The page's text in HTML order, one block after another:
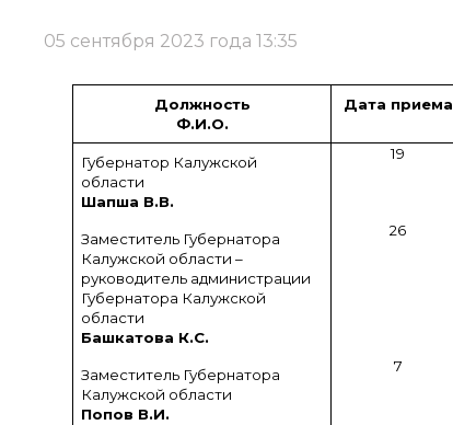
05 сентября 2023 года 13:35
Должность
Ф.И.О.
Дата приема
Губернатор Калужской
области
Шапша В.В.
19
Заместитель Губернатора
Калужской области –
руководитель администрации
Губернатора Калужской
области
Башкатова К.С.
26
Заместитель Губернатора
Калужской области
Попов В.И.
7